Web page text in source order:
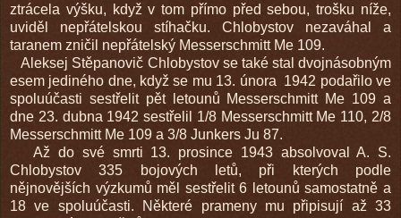
ztrácela výšku, když v tom přímo před sebou, trošku níže,
uviděl nepřátelskou stíhačku. Chlobystov nezaváhal a
taranem zničil nepřátelský Messerschmitt Me 109.
Aleksej Stěpanovič Chlobystov se také stal dvojnásobným
esem jediného dne, když se mu 13. února 1942 podařilo ve
spoluúčasti sestřelit pět letounů Messerschmitt Me 109 a
dne 23. dubna 1942 sestřelil 1/8 Messerschmitt Me 110, 2/8
Messerschmitt Me 109 a 3/8 Junkers Ju 87.
Až do své smrti 13. prosince 1943 absolvoval A. S.
Chlobystov 335 bojových letů, při kterých podle
nějnovějších výzkumů měl sestřelit 6 letounů samostatně a
18 ve spoluúčasti. Některé prameny mu připisují až 33